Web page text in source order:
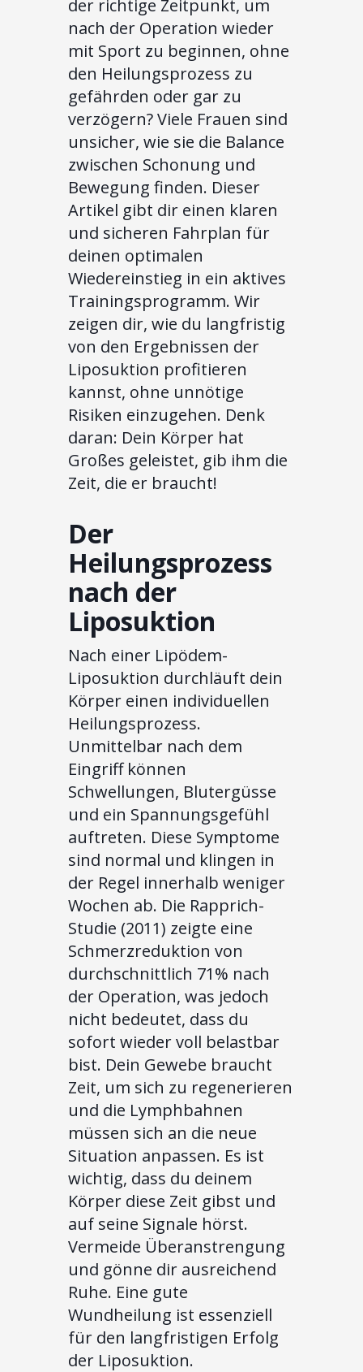
der richtige Zeitpunkt, um
nach der Operation wieder
mit Sport zu beginnen, ohne
den Heilungsprozess zu
gefährden oder gar zu
verzögern? Viele Frauen sind
unsicher, wie sie die Balance
zwischen Schonung und
Bewegung finden. Dieser
Artikel gibt dir einen klaren
und sicheren Fahrplan für
deinen optimalen
Wiedereinstieg in ein aktives
Trainingsprogramm. Wir
zeigen dir, wie du langfristig
von den Ergebnissen der
Liposuktion profitieren
kannst, ohne unnötige
Risiken einzugehen. Denk
daran: Dein Körper hat
Großes geleistet, gib ihm die
Zeit, die er braucht!
Der
Heilungsprozess
nach der
Liposuktion
Nach einer Lipödem-
Liposuktion durchläuft dein
Körper einen individuellen
Heilungsprozess.
Unmittelbar nach dem
Eingriff können
Schwellungen, Blutergüsse
und ein Spannungsgefühl
auftreten. Diese Symptome
sind normal und klingen in
der Regel innerhalb weniger
Wochen ab. Die Rapprich-
Studie (2011) zeigte eine
Schmerzreduktion von
durchschnittlich 71% nach
der Operation, was jedoch
nicht bedeutet, dass du
sofort wieder voll belastbar
bist. Dein Gewebe braucht
Zeit, um sich zu regenerieren
und die Lymphbahnen
müssen sich an die neue
Situation anpassen. Es ist
wichtig, dass du deinem
Körper diese Zeit gibst und
auf seine Signale hörst.
Vermeide Überanstrengung
und gönne dir ausreichend
Ruhe. Eine gute
Wundheilung ist essenziell
für den langfristigen Erfolg
der Liposuktion.